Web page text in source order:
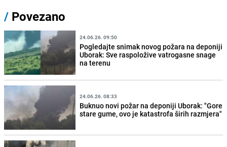
/ Povezano
24.06.26. 09:50
Pogledajte snimak novog požara na deponiji
Uborak: Sve raspoložive vatrogasne snage
na terenu
24.06.26. 08:33
Buknuo novi požar na deponiji Uborak: "Gore
stare gume, ovo je katastrofa širih razmjera"